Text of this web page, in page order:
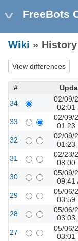
FreeBots
Wiki » History
#
34
02/09/
02:01
33
02/09/
01:23
32
02/09/
01:23
31
02/23/
08:00
30
05/09/
09:41
29
05/06/
03:59
28
05/06/
03:03
27
05/06/
03:01